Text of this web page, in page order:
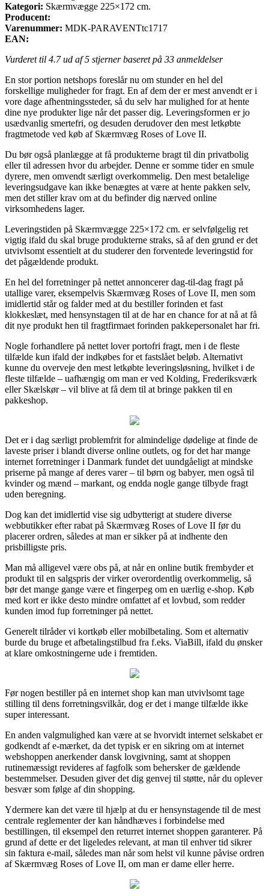
Kategori: Skærmvægge 225×172 cm.
Producent:
Varenummer: MDK-PARAVENTtc1717
EAN:
Vurderet til 4.7ud af 5 stjerner baseret på 33 anmeldelser
En stor portion netshops foreslår nu om stunder en hel del
forskellige muligheder for fragt. En af dem der er mest anvendt er i
vore dage afhentningssteder, så du selv har mulighed for at hente
dine nye produkter lige når det passer dig. Leveringsformen er jo
usædvanlig smertefri, og desuden derudover den mest letkøbte
fragtmetode ved køb af Skærmvæg Roses of Love II.
Du bør også planlægge at få produkterne bragt til din privatbolig
eller til adressen hvor du arbejder. Denne er somme tider en smule
dyrere, men omvendt særligt overkommelig. Den mest betalelige
leveringsudgave kan ikke benægtes at være at hente pakken selv,
men det stiller krav om at du befinder dig nærved online
virksomhedens lager.
Leveringstiden på Skærmvægge 225×172 cm. er selvfølgelig ret
vigtig ifald du skal bruge produkterne straks, så af den grund er det
utvivlsomt essentielt at du studerer den forventede leveringstid for
det pågældende produkt.
En hel del forretninger på nettet annoncerer dag-til-dag fragt på
utallige varer, eksempelvis Skærmvæg Roses of Love II, men som
imidlertid står og falder med at du bestiller forinden et fast
klokkeslæt, med hensynstagen til at de har en chance for at nå at få
dit nye produkt hen til fragtfirmaet forinden pakkepersonalet har fri.
Nogle forhandlere på nettet lover portofri fragt, men i de fleste
tilfælde kun ifald der indkøbes for et fastslået beløb. Alternativt
kunne du overveje den mest letkøbte leveringsløsning, hvilket i de
fleste tilfælde – uafhængig om man er ved Kolding, Frederiksværk
eller Skælskør – vil blive at få dem til at bringe pakken til en
pakkeshop.
Det er i dag særligt problemfrit for almindelige dødelige at finde de
laveste priser i blandt diverse online outlets, og for det har mange
internet forretninger i Danmark fundet det uundgåeligt at mindske
priserne på mange af deres varer – til børn og babyer, men også til
kvinder og mænd – markant, og endda nogle gange tilbyde fragt
uden beregning.
Dog kan det imidlertid vise sig udbytterigt at studere diverse
webbutikker efter rabat på Skærmvæg Roses of Love II før du
placerer ordren, således at man er sikker på at indhente den
prisbilligste pris.
Man må alligevel være obs på, at når en online butik frembyder et
produkt til en salgspris der virker overordentlig overkommelig, så
bør det mange gange være et fingerpeg om en uærlig e-shop. Køb
med kort er ikke desto mindre omfattet af et lovbud, som redder
kunden imod fup forretninger på nettet.
Generelt tilråder vi kortkøb eller mobilbetaling. Som et alternativ
burde du bruge et afbetalingstilbud fra f.eks. ViaBill, ifald du ønsker
at klare omkostningerne ude i fremtiden.
Før nogen bestiller på en internet shop kan man utvivlsomt tage
stilling til dens forretningsvilkår, dog er det i mange tilfælde ikke
super interessant.
En anden valgmulighed kan være at se hvorvidt internet selskabet er
godkendt af e-mærket, da det typisk er en sikring om at internet
webshoppen anerkender dansk lovgivning, samt at shoppen
rutinemæssigt revideres af fagfolk som behersker de gældende
bestemmelser. Desuden giver det dig genvej til støtte, når du oplever
besvær som følge af din shopping.
Ydermere kan det være til hjælp at du er hensynstagende til de mest
centrale reglementer der kan håndhæves i forbindelse med
bestillingen, til eksempel den returret internet shoppen garanterer. På
grund af dette er det ligeledes relevant, at man til enhver tid sikrer
sin faktura e-mail, således man når som helst vil kunne påvise ordren
af Skærmvæg Roses of Love II, om man er dame eller herre.